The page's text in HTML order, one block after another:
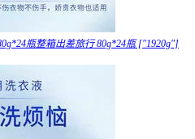
瓶整箱出差旅行 80g*24瓶 ["1920g"]